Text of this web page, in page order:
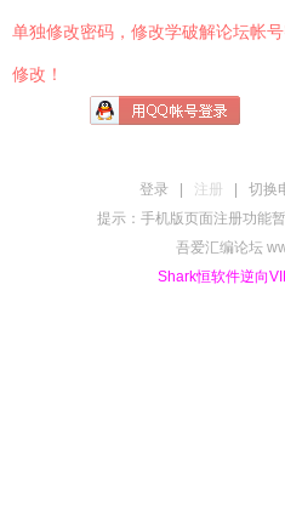
单独修改密码，修改学破解论坛帐
修改！
登录 注册
切换
提示：手机版页面注册功能
吾爱汇编论坛
Shark恒软件逆向